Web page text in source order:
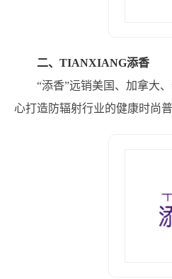
二、TIANXIANG添香
“添香”远销美国、加拿大
心打造防辐射行业的健康时尚